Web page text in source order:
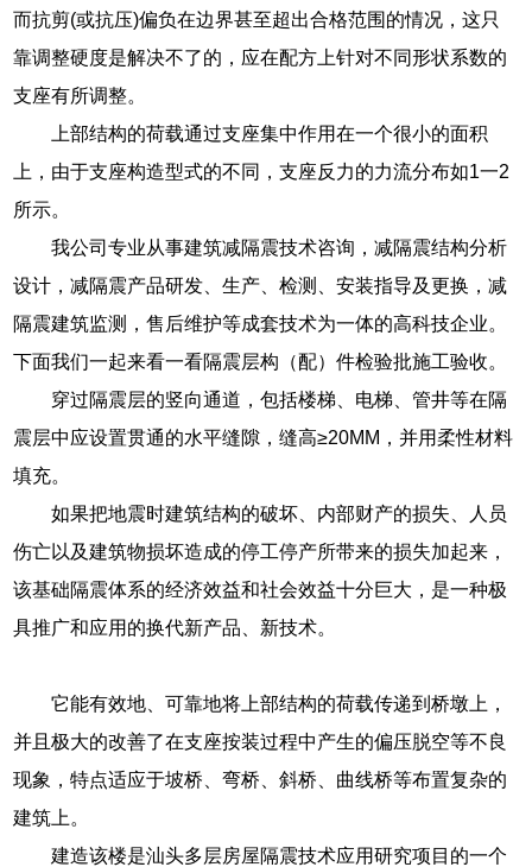
而抗剪(或抗压)偏负在边界甚至超出合格范围的情况，这只
靠调整硬度是解决不了的，应在配方上针对不同形状系数的
支座有所调整。
上部结构的荷载通过支座集中作用在一个很小的面积
上，由于支座构造型式的不同，支座反力的力流分布如1一2
所示。
我公司专业从事建筑减隔震技术咨询，减隔震结构分析
设计，减隔震产品研发、生产、检测、安装指导及更换，减
隔震建筑监测，售后维护等成套技术为一体的高科技企业。
下面我们一起来看一看隔震层构（配）件检验批施工验收。
穿过隔震层的竖向通道，包括楼梯、电梯、管井等在隔
震层中应设置贯通的水平缝隙，缝高≥20MM，并用柔性材料
填充。
如果把地震时建筑结构的破坏、内部财产的损失、人员
伤亡以及建筑物损坏造成的停工停产所带来的损失加起来，
该基础隔震体系的经济效益和社会效益十分巨大，是一种极
具推广和应用的换代新产品、新技术。
它能有效地、可靠地将上部结构的荷载传递到桥墩上，
并且极大的改善了在支座按装过程中产生的偏压脱空等不良
现象，特点适应于坡桥、弯桥、斜桥、曲线桥等布置复杂的
建筑上。
建造该楼是汕头多层房屋隔震技术应用研究项目的一个